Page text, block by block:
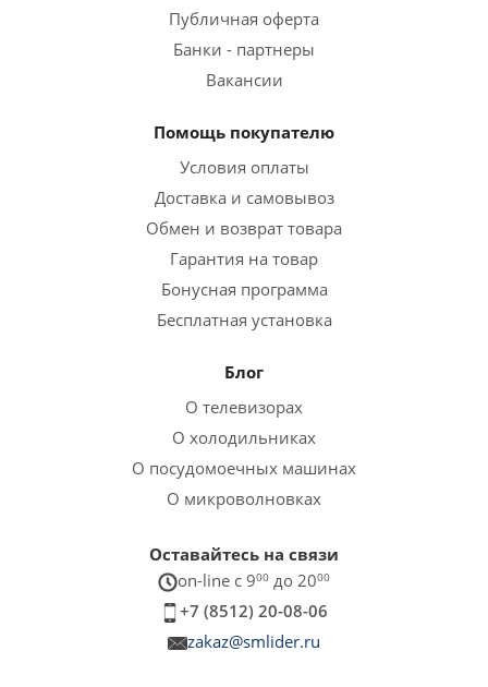
Публичная оферта
Банки - партнеры
Вакансии
Помощь покупателю
Условия оплаты
Доставка и самовывоз
Обмен и возврат товара
Гарантия на товар
Бонусная программа
Бесплатная установка
Блог
О телевизорах
О холодильниках
О посудомоечных машинах
О микроволновках
Оставайтесь на связи
on-line c 900 до 2000
+7 (8512) 20-08-06
zakaz@smlider.ru